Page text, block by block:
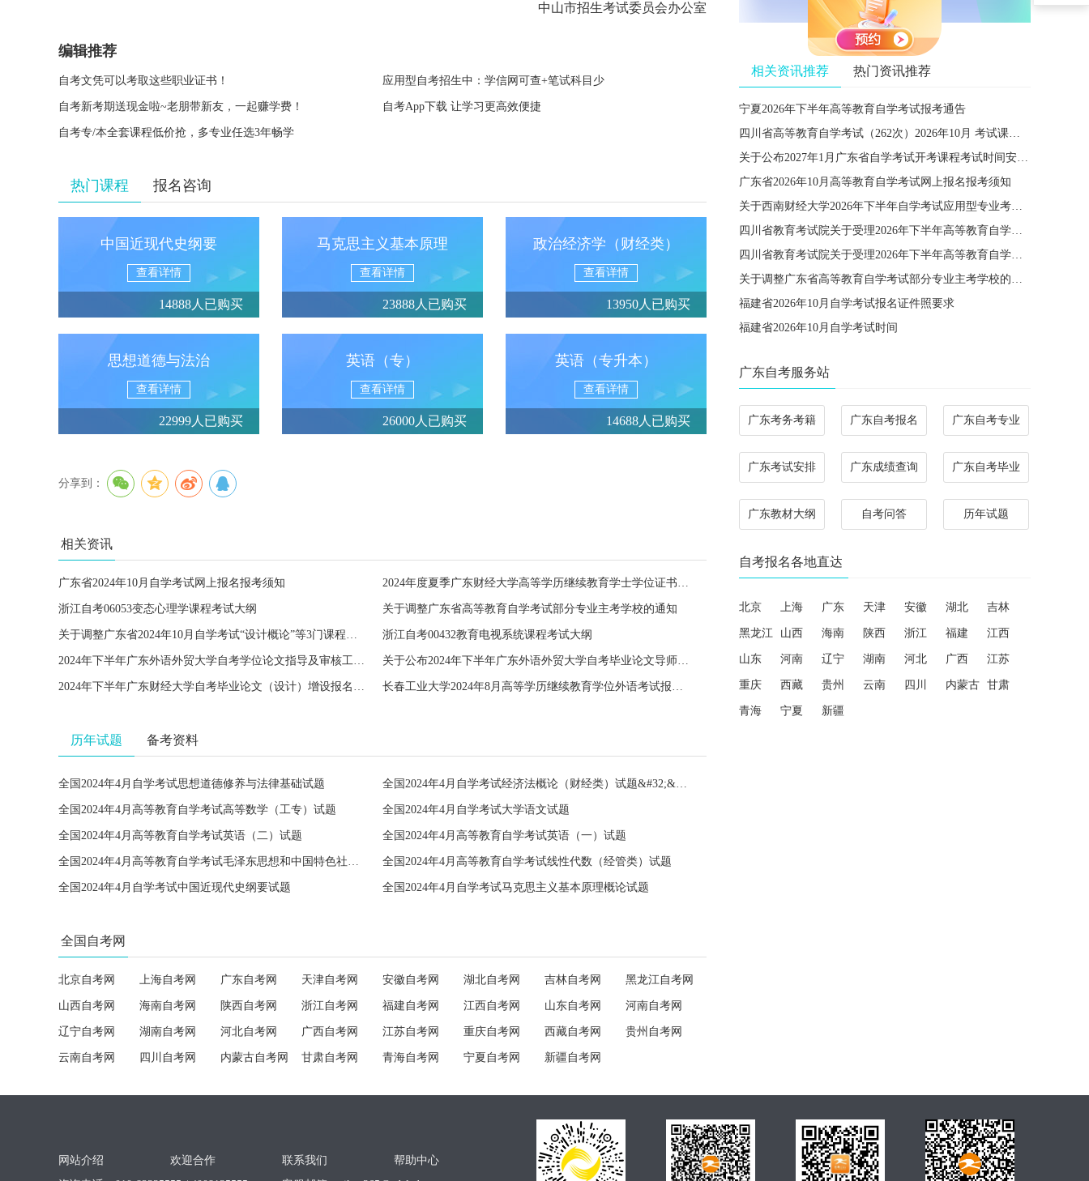
中山市招生考试委员会办公室
编辑推荐
自考文凭可以考取这些职业证书！ 应用型自考招生中：学信网可查+笔试科目少
自考新考期送现金啦~老朋带新友，一起赚学费！ 自考App下载 让学习更高效便捷
自考专/本全套课程低价抢，多专业任选3年畅学
热门课程 报名咨询
中国近现代史纲要
查看详情
14888人已购买
马克思主义基本原理
查看详情
23888人已购买
政治经济学（财经类）
查看详情
13950人已购买
思想道德与法治
查看详情
22999人已购买
英语（专）
查看详情
26000人已购买
英语（专升本）
查看详情
14688人已购买
分享到：
相关资讯
广东省2024年10月自学考试网上报名报考须知 2024年度夏季广东财经大学高等学历继续教育学士学位证书领取通知
浙江自考06053变态心理学课程考试大纲 关于调整广东省高等教育自学考试部分专业主考学校的通知
关于调整广东省2024年10月自学考试“设计概论”等3门课程考试安排的通知 浙江自考00432教育电视系统课程考试大纲
2024年下半年广东外语外贸大学自考学位论文指导及审核工作安排通知 关于公布2024年下半年广东外语外贸大学自考毕业论文导师安排及论文提交的通知
2024年下半年广东财经大学自考毕业论文（设计）增设报名的通知 长春工业大学2024年8月高等学历继续教育学位外语考试报名的通知
历年试题 备考资料
全国2024年4月自学考试思想道德修养与法律基础试题 全国2024年4月自学考试经济法概论（财经类）试题&#32;&#32;
全国2024年4月高等教育自学考试高等数学（工专）试题 全国2024年4月自学考试大学语文试题
全国2024年4月高等教育自学考试英语（二）试题 全国2024年4月高等教育自学考试英语（一）试题
全国2024年4月高等教育自学考试毛泽东思想和中国特色社会主义理论体系概论试题 全国2024年4月高等教育自学考试线性代数（经管类）试题
全国2024年4月自学考试中国近现代史纲要试题 全国2024年4月自学考试马克思主义基本原理概论试题
全国自考网
北京自考网 上海自考网 广东自考网 天津自考网 安徽自考网 湖北自考网 吉林自考网 黑龙江自考网
山西自考网 海南自考网 陕西自考网 浙江自考网 福建自考网 江西自考网 山东自考网 河南自考网
辽宁自考网 湖南自考网 河北自考网 广西自考网 江苏自考网 重庆自考网 西藏自考网 贵州自考网
云南自考网 四川自考网 内蒙古自考网 甘肃自考网 青海自考网 宁夏自考网 新疆自考网
相关资讯推荐 热门资讯推荐
宁夏2026年下半年高等教育自学考试报考通告
四川省高等教育自学考试（262次）2026年10月 考试课程简表
关于公布2027年1月广东省自学考试开考课程考试时间安排和使用教材的通知
广东省2026年10月高等教育自学考试网上报名报考须知
关于西南财经大学2026年下半年自学考试应用型专业考籍更改办理的通知
四川省教育考试院关于受理2026年下半年高等教育自学考试省际转考申请的通告
四川省教育考试院关于受理2026年下半年高等教育自学考试考籍更改申请的通告
关于调整广东省高等教育自学考试部分专业主考学校的通知
福建省2026年10月自学考试报名证件照要求
福建省2026年10月自学考试时间
广东自考服务站
广东考务考籍 广东自考报名 广东自考专业
广东考试安排 广东成绩查询 广东自考毕业
广东教材大纲 自考问答 历年试题
自考报名各地直达
北京 上海 广东 天津 安徽 湖北 吉林
黑龙江 山西 海南 陕西 浙江 福建 江西
山东 河南 辽宁 湖南 河北 广西 江苏
重庆 西藏 贵州 云南 四川 内蒙古 甘肃
青海 宁夏 新疆
网站介绍 欢迎合作 联系我们
帮助中心